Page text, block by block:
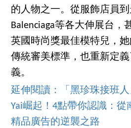
的人物之一。從服飾店員到
Balenciaga等各大伸展台，
英國時尚獎最佳模特兒，
傳統審美標準，也重新定
義。
延伸閱讀：「黑珍珠接班
Yai崛起！4點帶你認識：
精品廣告的逆襲之路